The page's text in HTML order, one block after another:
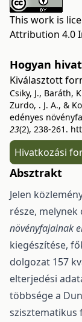
This work is
Attribution 4.0
Hogyan
Kiválasztott
Csiky, J., Baráth,
Zurdo, . J. A., &
edényes
23(2), 238-261.
Hivatkozási
Absztrakt
Jelen
része, melynek
növényfajainak
kiegészítése,
dolgozat 157
elterjedési
többsége a
szisztematikus